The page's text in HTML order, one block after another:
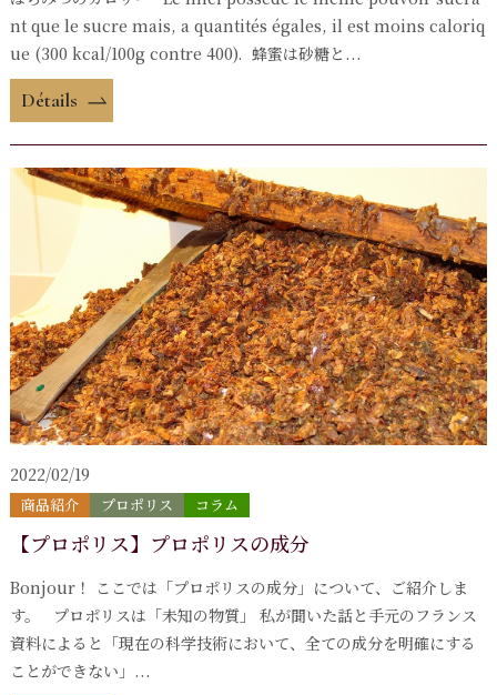
nt que le sucre mais, a quantités égales, il est moins caloriq
ue (300 kcal/100g contre 400). 蜂蜜は砂糖と...
Détails
2022/02/19
商品紹介 プロポリス コラム
【プロポリス】プロポリスの成分
Bonjour！ ここでは「プロポリスの成分」について、ご紹介しま
す。 プロポリスは「未知の物質」 私が聞いた話と手元のフランス
資料によると「現在の科学技術において、全ての成分を明確にする
ことができない」...